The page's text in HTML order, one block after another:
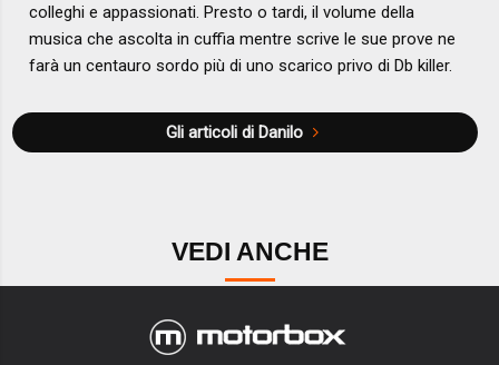
colleghi e appassionati. Presto o tardi, il volume della
musica che ascolta in cuffia mentre scrive le sue prove ne
farà un centauro sordo più di uno scarico privo di Db killer.
Gli articoli di Danilo
VEDI ANCHE